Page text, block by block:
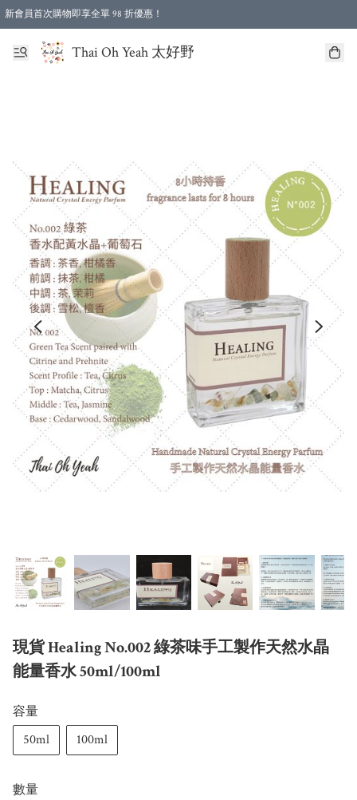
新會員首次購物即享全單 98 折優惠！
特選會員可享全單低至 96 折優惠！
Thai Oh Yeah 太好野
現貨 Healing No.002 綠茶味手工製作天然水晶
能量香水 50ml/100ml
容量
50ml
100ml
數量